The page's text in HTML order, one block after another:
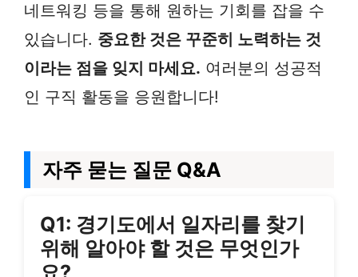
네트워킹 등을 통해 원하는 기회를 잡을 수
있습니다. 중요한 것은 꾸준히 노력하는 것
이라는 점을 잊지 마세요. 여러분의 성공적
인 구직 활동을 응원합니다!
자주 묻는 질문 Q&A
Q1: 경기도에서 일자리를 찾기
위해 알아야 할 것은 무엇인가
요?